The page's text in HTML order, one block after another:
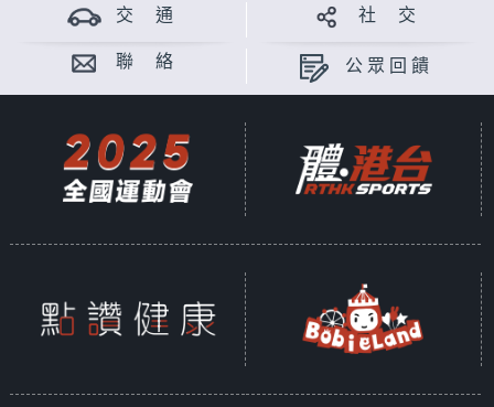
交 通 社 交
聯 絡 公眾回饋